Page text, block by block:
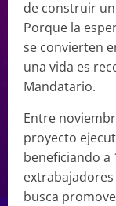
de construir
Porque la
se convierten
una vida es
Mandatario.
Entre
proyecto
beneficiando a
busca